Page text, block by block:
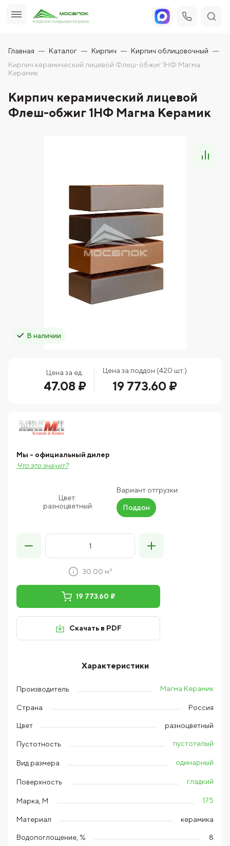
Главная Каталог Кирпич
Кирпич облицовочный
Кирпич керамический лицевой Флеш-обжиг 1НФ Магма
Керамик
Кирпич керамический лицевой
Флеш-обжиг 1НФ Магма Керамик
В наличии
Цена за ед.
47.08 ₽
Цена за поддон (420 шт.)
19 773.60 ₽
Цвет:
разноцветный
Вариант отгрузки:
Поддон
Мы - официальный дилер
Что это значит?
30.00 м²
19 773.60 ₽
Скачать в PDF
Характеристики
Производитель Магма Керамик
Страна Россия
Цвет разноцветный
Пустотность пустотелый
Вид размера одинарный
Поверхность гладкий
Марка, М 175
Материал керамика
Водопоглощение, % 8